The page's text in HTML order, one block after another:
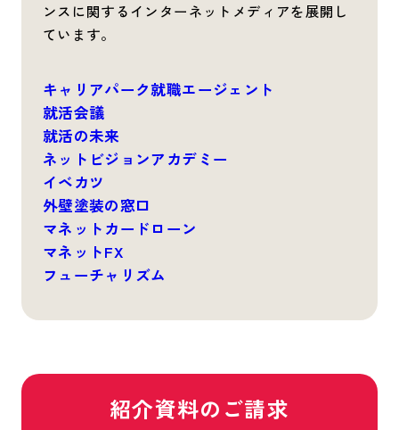
ンスに関するインターネットメディアを展開し
ています。
キャリアパーク就職エージェント
就活会議
就活の未来
ネットビジョンアカデミー
イベカツ
外壁塗装の窓口
マネットカードローン
マネットFX
フューチャリズム
紹介資料のご請求